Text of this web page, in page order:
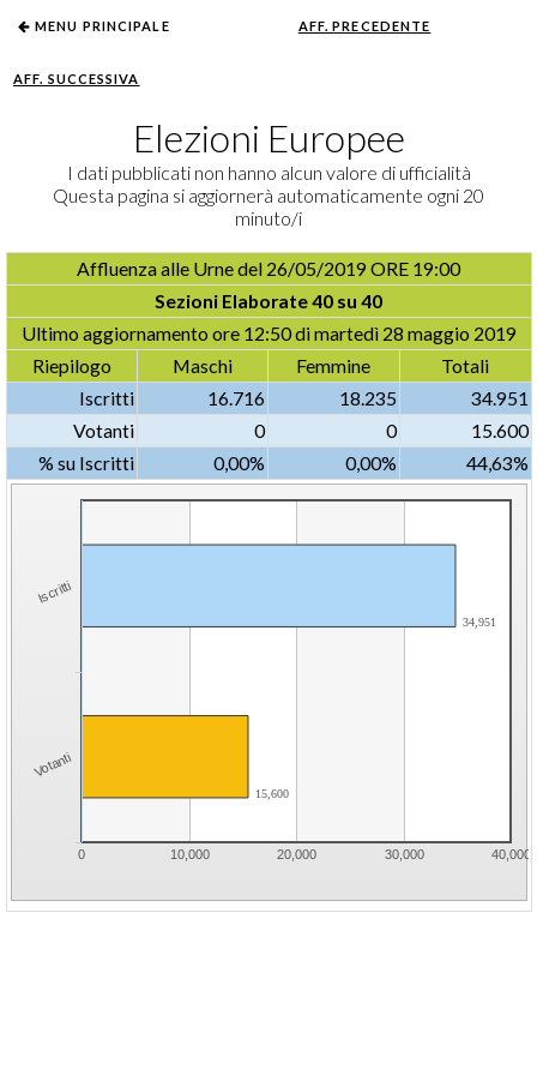
MENU PRINCIPALE AFF. PRECEDENTE
AFF. SUCCESSIVA
COLOGNO MONZESE
Elezioni Europee
I dati pubblicati non hanno alcun valore di ufficialità
Questa pagina si aggiornerà automaticamente ogni 20
minuto/i
Affluenza alle Urne del 26/05/2019 ORE 19:00
Sezioni Elaborate 40 su 40
Ultimo aggiornamento ore 12:50 di martedì 28 maggio 2019
Riepilogo
Maschi Femmine
Totali
Iscritti
16.716 18.235
34.951
Votanti
0 0
15.600
% su Iscritti
0,00% 0,00% 44,63%
34,951
15,600
Iscritti
Votanti
0 10,000 20,000 30,000 40,000